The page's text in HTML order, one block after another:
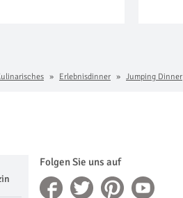
Erlebnisdinner Jumping Dinner
Folgen Sie uns auf